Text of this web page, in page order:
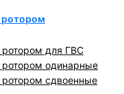
ротором
для ГВС
одинарные
сдвоенные